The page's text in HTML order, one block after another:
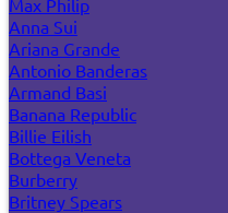
Max Philip
Anna Sui
Ariana Grande
Antonio Banderas
Armand Basi
Banana Republic
Billie Eilish
Bottega Veneta
Burberry
Britney Spears